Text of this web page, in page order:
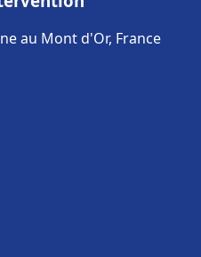
au Mont d'Or, France